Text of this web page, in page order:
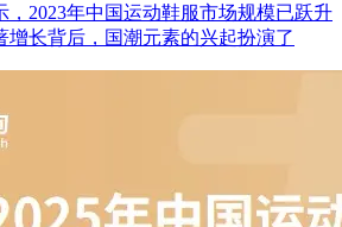
，2023年中国运动鞋服市场规模已跃升
增长背后，国潮元素的兴起扮演了